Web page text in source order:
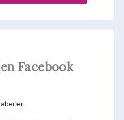
Facebook